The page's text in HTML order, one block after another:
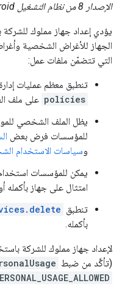
الإصدار 8 من نظام التشغيل Android والإصدارات الأحدث
يؤدي إعداد جهاز مملوك للشركة
الجهاز للأغراض الشخصية
التي تتضمّن ملفات عمل:
تنطبق معظم عمليات
policies على ملف
يظل الملف الشخصي
للمؤسسات فرض بعض
وسياسات الاستخدام
يمكن للمؤسسات
امتثال على جهاز
تنطبق
بأكمله.
لإعداد جهاز مملوك للشركة
(تأكَّد من ضبط